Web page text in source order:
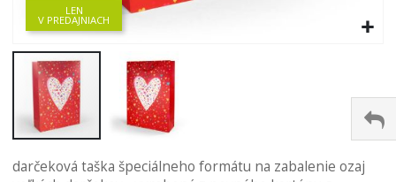
LEN
V PREDAJNIACH
na
darčeková taška špeciálneho formátu na zabalenie ozaj